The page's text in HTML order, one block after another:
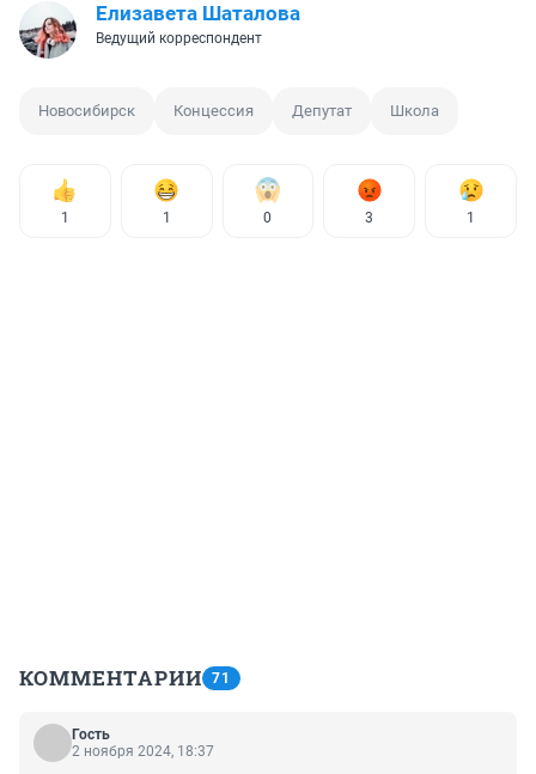
Елизавета Шаталова
Ведущий корреспондент
Новосибирск Концессия Депутат Школа
1 1 0 3 1
КОММЕНТАРИИ 71
Гость
2 ноября 2024, 18:37